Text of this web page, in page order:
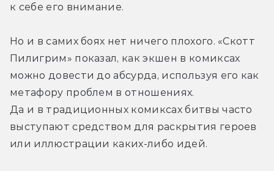
к себе его внимание.
Но и в самих боях нет ничего плохого. «Скотт
Пилигрим» показал, как экшен в комиксах
можно довести до абсурда, используя его как
метафору проблем в отношениях.
Да и в традиционных комиксах битвы часто
выступают средством для раскрытия героев
или иллюстрации каких-либо идей.